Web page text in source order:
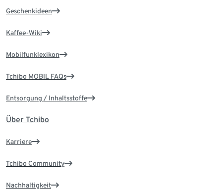
Geschenkideen
Kaffee-Wiki
Mobilfunklexikon
Tchibo MOBIL FAQs
Entsorgung / Inhaltsstoffe
Über Tchibo
Karriere
Tchibo Community
Nachhaltigkeit